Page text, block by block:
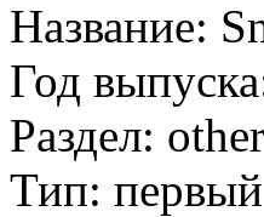
Название:
Год
Раздел: other
Тип: